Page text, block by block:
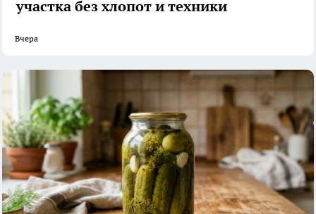
участка без хлопот и техники
Вчера